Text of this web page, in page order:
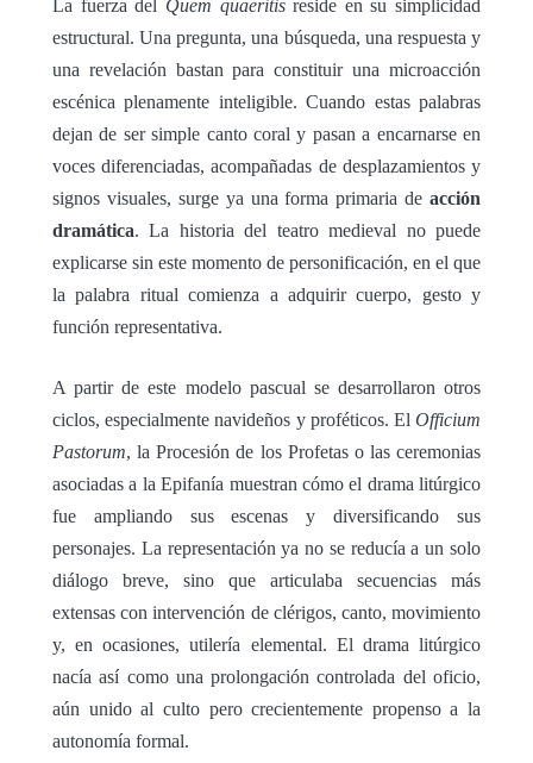
La fuerza del Quem quaeritisreside en su simplicidad
estructural. Una pregunta, una búsqueda, una respuesta y
una revelación bastan para constituir una microacción
escénica plenamente inteligible. Cuando estas palabras
dejan de ser simple canto coral y pasan a encarnarse en
voces diferenciadas, acompañadas de desplazamientos y
signos visuales, surge ya una forma primaria de acción
dramática. La historia del teatro medieval no puede
explicarse sin este momento de personificación, en el que
la palabra ritual comienza a adquirir cuerpo, gesto y
función representativa.
A partir de este modelo pascual se desarrollaron otros
ciclos, especialmente navideños y proféticos. El Officium
Pastorum, la Procesión de los Profetas o las ceremonias
asociadas a la Epifanía muestran cómo el drama litúrgico
fue ampliando sus escenas y diversificando sus
personajes. La representación ya no se reducía a un solo
diálogo breve, sino que articulaba secuencias más
extensas con intervención de clérigos, canto, movimiento
y, en ocasiones, utilería elemental. El drama litúrgico
nacía así como una prolongación controlada del oficio,
aún unido al culto pero crecientemente propenso a la
autonomía formal.